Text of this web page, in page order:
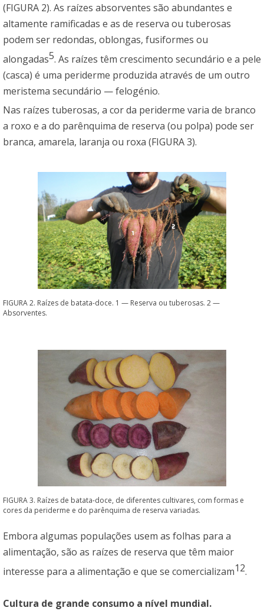
(FIGURA 2). As raízes absorventes são abundantes e
altamente ramificadas e as de reserva ou tuberosas
podem ser redondas, oblongas, fusiformes ou
alongadas5. As raízes têm crescimento secundário e a pele
(casca) é uma periderme produzida através de um outro
meristema secundário — felogénio.
Nas raízes tuberosas, a cor da periderme varia de branco
a roxo e a do parênquima de reserva (ou polpa) pode ser
branca, amarela, laranja ou roxa (FIGURA 3).
FIGURA 2. Raízes de batata-doce. 1 — Reserva ou tuberosas. 2 —
Absorventes.
FIGURA 3. Raízes de batata-doce, de diferentes cultivares, com formas e
cores da periderme e do parênquima de reserva variadas.
Embora algumas populações usem as folhas para a
alimentação, são as raízes de reserva que têm maior
interesse para a alimentação e que se comercializam12.
Cultura de grande consumo a nível mundial.